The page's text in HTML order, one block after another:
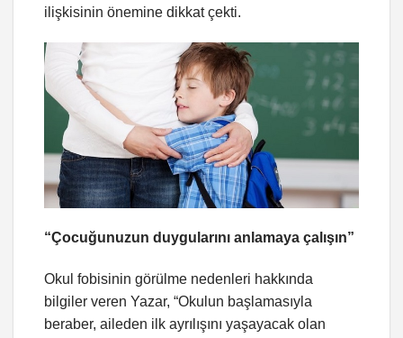
ilişkisinin önemine dikkat çekti.
“Çocuğunuzun duygularını anlamaya çalışın”
Okul fobisinin görülme nedenleri hakkında
bilgiler veren Yazar, “Okulun başlamasıyla
beraber, aileden ilk ayrılışını yaşayacak olan